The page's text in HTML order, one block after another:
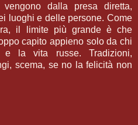
dalla presa diretta,
luoghi e delle persone. Come
il limite più grande è che
capito appieno solo da chi
la vita russe. Tradizioni,
scema, se no la felicità non